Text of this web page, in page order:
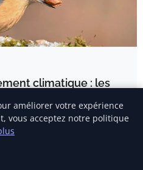
climatique : les
européen
: Écosystèmes essentiels
améliorer votre expérience
vous acceptez notre politique